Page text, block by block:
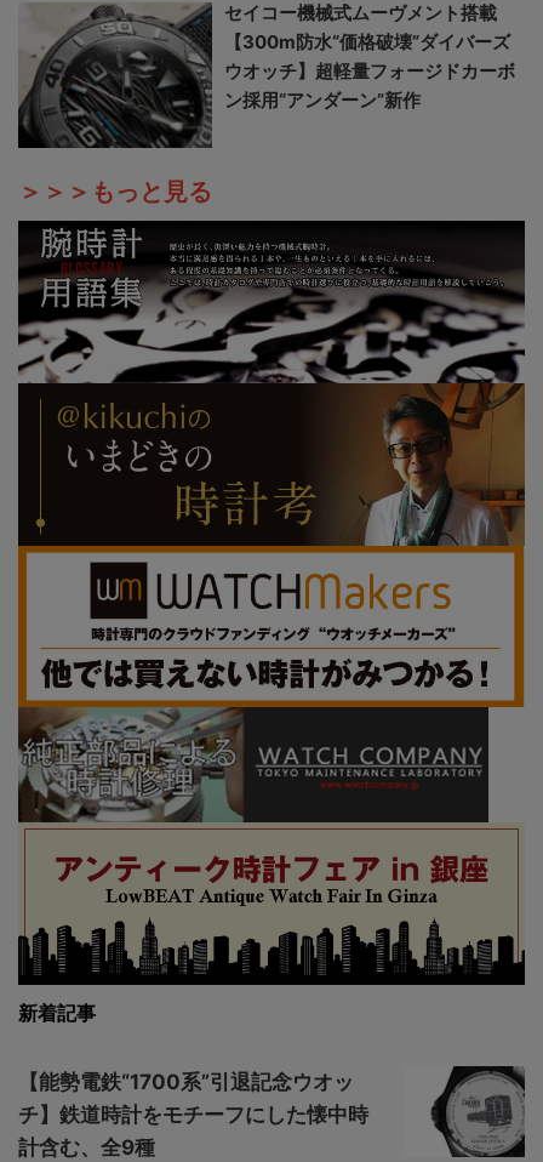
セイコー機械式ムーヴメント搭載
【300m防水“価格破壊”ダイバーズ
ウオッチ】超軽量フォージドカーボ
ン採用“アンダーン”新作
＞＞＞もっと見る
新着記事
【能勢電鉄“1700系”引退記念ウオッ
チ】鉄道時計をモチーフにした懐中時
計含む、全9種